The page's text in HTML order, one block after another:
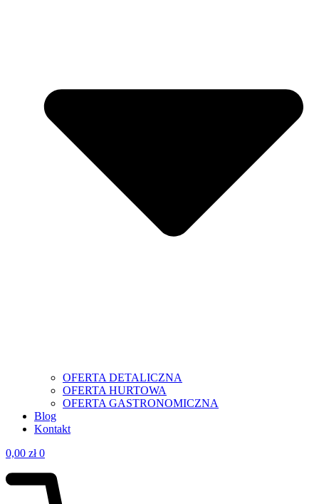
OFERTA DETALICZNA
OFERTA HURTOWA
OFERTA GASTRONOMICZNA
Blog
Kontakt
0,00 zł 0